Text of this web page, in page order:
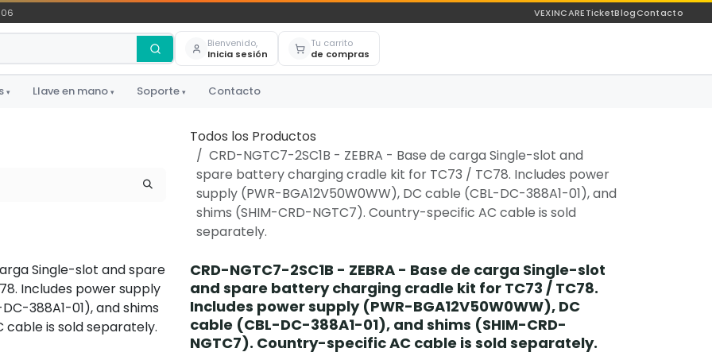
VEXINCARETicketBlogContacto
Bienvenido,
Inicia sesión
Tu carrito
de compras
▾ Llave en mano ▾ Soporte ▾ Contacto
Todos los Productos
CRD-NGTC7-2SC1B - ZEBRA - Base de carga Single-slot and
spare battery charging cradle kit for TC73 / TC78. Includes power
supply (PWR-BGA12V50W0WW), DC cable (CBL-DC-388A1-01), and
shims (SHIM-CRD-NGTC7). Country-specific AC cable is sold
separately.
CRD-NGTC7-2SC1B - ZEBRA - Base de carga Single-slot
and spare battery charging cradle kit for TC73 / TC78.
Includes power supply (PWR-BGA12V50W0WW), DC
cable (CBL-DC-388A1-01), and shims (SHIM-CRD-
NGTC7). Country-specific AC cable is sold separately.